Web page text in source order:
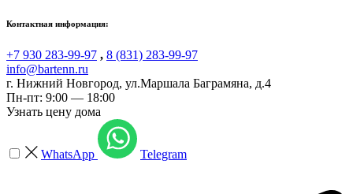
Контактная информация:
+7 930 283-99-97 , 8 (831) 283-99-97
info@bartenn.ru
г. Нижний Новгород, ул.Маршала Баграмяна, д.4
Пн-пт: 9:00 — 18:00
Узнать цену дома
WhatsApp Telegram